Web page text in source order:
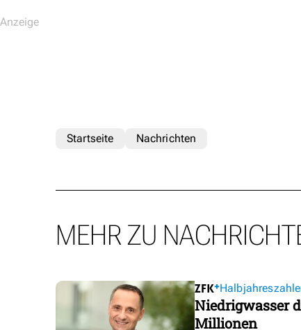
Startseite Nachrichten
MEHR ZU
Niedrigwasser
Millionen